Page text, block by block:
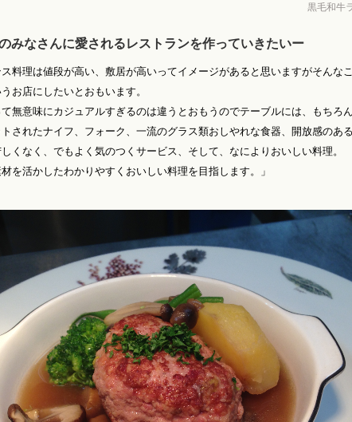
黒毛和牛
みなさんに愛されるレストランを作っていきたいー
ス料理は値段が高い、敷居が高いってイメージがあると思いますがそんな
お店にしたいとおもいます。
無意味にカジュアルすぎるのは違うとおもうのでテーブルには、もちろ
トされたナイフ、フォーク、一流のグラス類おしやれな食器、開放感のあ
くなく、でもよく気のつくサービス、そして、なによりおいしい料理。
を活かしたわかりやすくおいしい料理を目指します。」